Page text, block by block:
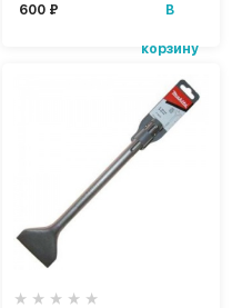
600 ₽ В
корзину